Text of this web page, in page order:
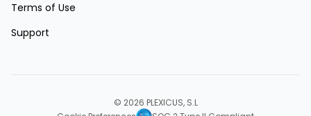
Terms of Use
Support
© 2026 PLEXICUS, S.L